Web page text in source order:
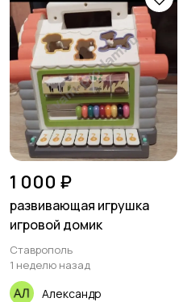
1 000 ₽
развивающая игрушка
игровой домик
Ставрополь
1 неделю назад
Александр